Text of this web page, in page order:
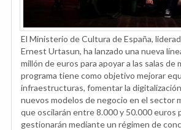
El Ministerio de Cultura de España,
Ernest Urtasun, ha lanzado una nueva
millón de euros para apoyar a las salas de
programa tiene como objetivo mejorar
infraestructuras, fomentar la
nuevos modelos de negocio en el sector
que oscilarán entre 8.000 y 50.000 euros
gestionarán mediante un régimen de